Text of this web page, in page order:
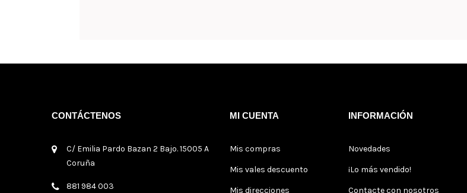
CONTÁCTENOS
C/ Emilia Pardo Bazan 2 Bajo. 15005 A
Coruña
881 984 003
MI CUENTA
Mis compras
Mis vales descuento
Mis direcciones
INFORMACIÓN
Novedades
¡Lo más vendido!
Contacte con nosotros